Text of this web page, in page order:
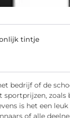
tintje
bedrijf of de
zoals
is het een
of alle